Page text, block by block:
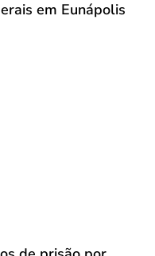
em Eunápolis